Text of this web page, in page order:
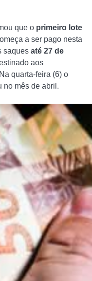
que o primeiro lote
a ser pago nesta
saques até 27 de
aos
quarta-feira (6) o
no mês de abril.